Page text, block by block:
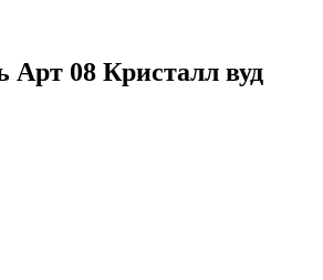
Арт 08 Кристалл вуд